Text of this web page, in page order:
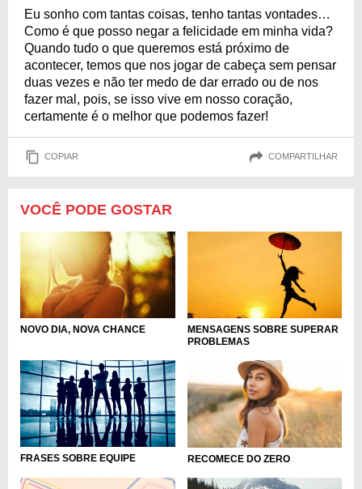
Eu sonho com tantas coisas, tenho tantas vontades…
Como é que posso negar a felicidade em minha vida?
Quando tudo o que queremos está próximo de
acontecer, temos que nos jogar de cabeça sem pensar
duas vezes e não ter medo de dar errado ou de nos
fazer mal, pois, se isso vive em nosso coração,
certamente é o melhor que podemos fazer!
COPIAR COMPARTILHAR
VOCÊ PODE GOSTAR
NOVO DIA, NOVA CHANCE
MENSAGENS SOBRE SUPERAR
PROBLEMAS
FRASES SOBRE EQUIPE RECOMECE DO ZERO